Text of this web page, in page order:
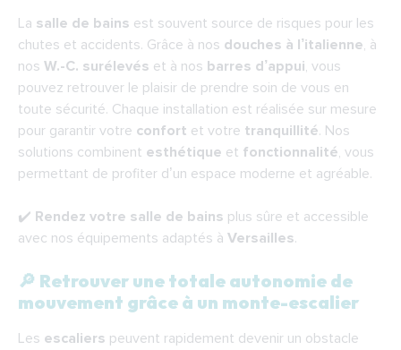
La salle de bains est souvent source de risques pour les
chutes et accidents. Grâce à nos douches à l’italienne, à
nos W.-C. surélevés et à nos barres d’appui, vous
pouvez retrouver le plaisir de prendre soin de vous en
toute sécurité. Chaque installation est réalisée sur mesure
pour garantir votre confort et votre tranquillité. Nos
solutions combinent esthétique et fonctionnalité, vous
permettant de profiter d’un espace moderne et agréable.
✔️ Rendez votre salle de bains plus sûre et accessible
avec nos équipements adaptés à Versailles.
🔎 Retrouver une totale autonomie de
mouvement grâce à un monte-escalier
Les escaliers peuvent rapidement devenir un obstacle